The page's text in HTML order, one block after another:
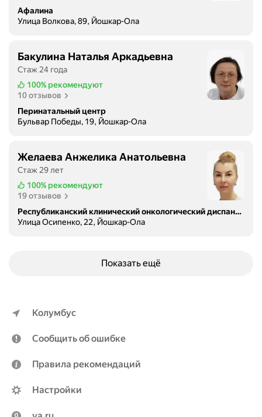
Афалина
Улица Волкова, 89, Йошкар-Ола
Бакулина Наталья Аркадьевна
Стаж 24 года
100% рекомендуют
10 отзывов
Перинатальный центр
Бульвар Победы, 19, Йошкар-Ола
Желаева Анжелика Анатольевна
Стаж 29 лет
100% рекомендуют
19 отзывов
Республиканский клинический онкологический диспансер
Улица Осипенко, 22, Йошкар-Ола
Показать ещё
Колумбус
Сообщить об ошибке
Правила рекомендаций
Настройки